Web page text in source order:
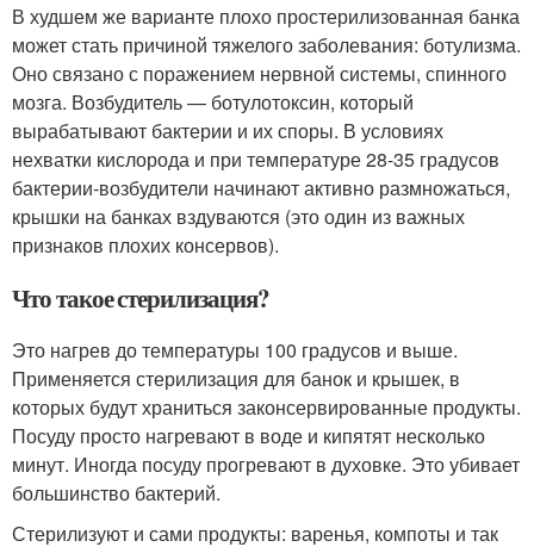
В худшем же варианте плохо простерилизованная банка
может стать причиной тяжелого заболевания: ботулизма.
Оно связано с поражением нервной системы, спинного
мозга. Возбудитель — ботулотоксин, который
вырабатывают бактерии и их споры. В условиях
нехватки кислорода и при температуре 28-35 градусов
бактерии-возбудители начинают активно размножаться,
крышки на банках вздуваются (это один из важных
признаков плохих консервов).
Что такое стерилизация?
Это нагрев до температуры 100 градусов и выше.
Применяется стерилизация для банок и крышек, в
которых будут храниться законсервированные продукты.
Посуду просто нагревают в воде и кипятят несколько
минут. Иногда посуду прогревают в духовке. Это убивает
большинство бактерий.
Стерилизуют и сами продукты: варенья, компоты и так